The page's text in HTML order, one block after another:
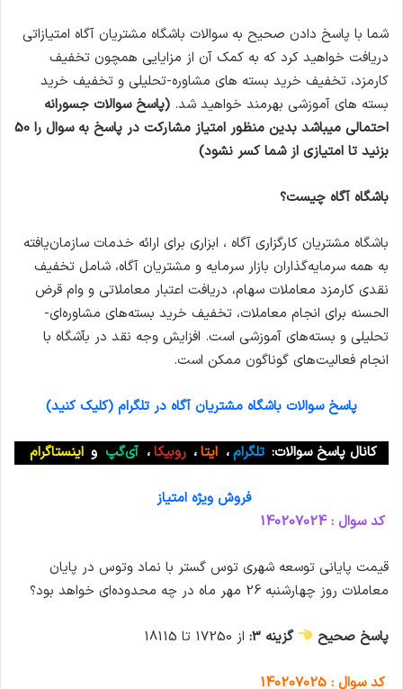
شما با پاسخ دادن صحیح به سوالات باشگاه مشتریان آگاه امتیازاتی
دریافت خواهید کرد که به کمک آن از مزایایی همچون تخفیف
کارمزد، تخفیف خرید بسته های مشاوره-تحلیلی و تخفیف خرید
بسته های آموزشی بهرمند خواهید شد. (پاسخ سوالات جسورانه
احتمالی میباشد بدین منظور امتیاز مشارکت در پاسخ به سوال را 50
بزنید تا امتیازی از شما کسر نشود)
باشگاه آگاه چیست؟
باشگاه مشتریان کارگزاری آگاه ، ابزاری برای ارائه خدمات سازمان‌یافته
به همه سرمایه‌گذاران بازار سرمایه و مشتریان آگاه، شامل تخفیف
نقدی کارمزد معاملات سهام، دریافت اعتبار معاملاتی و وام قرض
الحسنه برای انجام معاملات، تخفیف خرید بسته‌های مشاوره‌ای-
تحلیلی و بسته‌های آموزشی است. افزایش وجه نقد در بآشگاه با
انجام فعالیت‌های گوناگون ممکن است.
پاسخ سوالات باشگاه مشتریان آگاه در تلگرام (کلیک کنید)
کانال پاسخ سوالات: تلگرام، ایتا، روبیکا، آی‌گپ و اینستاگرام
فروش ویژه امتیاز
کد سوال : 140207024
قیمت پایانی توسعه‌ شهری توس‌ گستر با نماد وتوس در پایان
معاملات روز چهارشنبه 26 مهر ماه در چه محدوده‌ای خواهد بود؟
پاسخ صحیح گزینه 3: از 17250 تا 18115
کد سوال : 140207025